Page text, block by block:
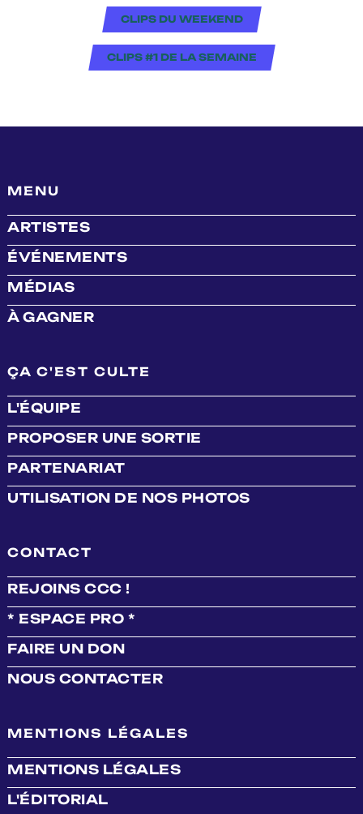
CLIPS DU WEEKEND
CLIPS #1 DE LA SEMAINE
MENU
ARTISTES
ÉVÉNEMENTS
MÉDIAS
À GAGNER
ÇA C'EST CULTE
L'ÉQUIPE
PROPOSER UNE SORTIE
PARTENARIAT
UTILISATION DE NOS PHOTOS
CONTACT
REJOINS CCC !
* ESPACE PRO *
FAIRE UN DON
NOUS CONTACTER
MENTIONS LÉGALES
MENTIONS LÉGALES
L'ÉDITORIAL